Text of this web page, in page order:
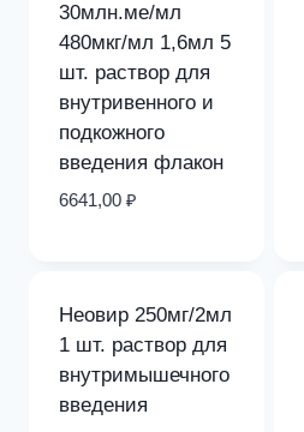
30млн.ме/мл
480мкг/мл 1,6мл 5
шт. раствор для
внутривенного и
подкожного
введения флакон
6641,00 ₽
Неовир 250мг/2мл
1 шт. раствор для
внутримышечного
введения